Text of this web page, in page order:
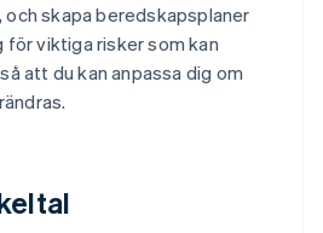
skapa beredskapsplaner
viktiga risker som kan
att du kan anpassa dig om